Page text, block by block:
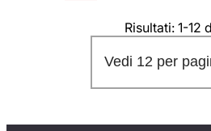
Risultati: 1-12
Vedi 12 per